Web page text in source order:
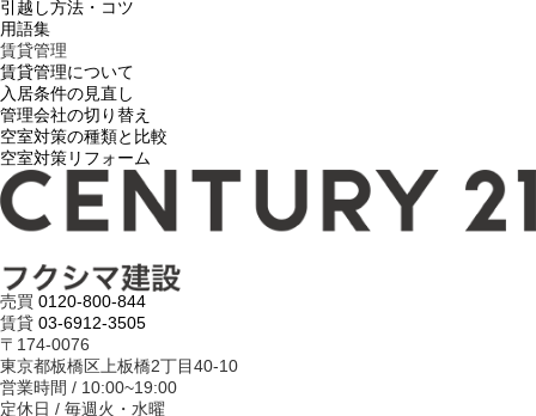
引越し方法・コツ
用語集
賃貸管理
賃貸管理について
入居条件の見直し
管理会社の切り替え
空室対策の種類と比較
空室対策リフォーム
売買 0120-800-844
賃貸 03-6912-3505
〒174-0076
東京都板橋区上板橋2丁目40-10
営業時間 / 10:00~19:00
定休日 / 毎週火・水曜